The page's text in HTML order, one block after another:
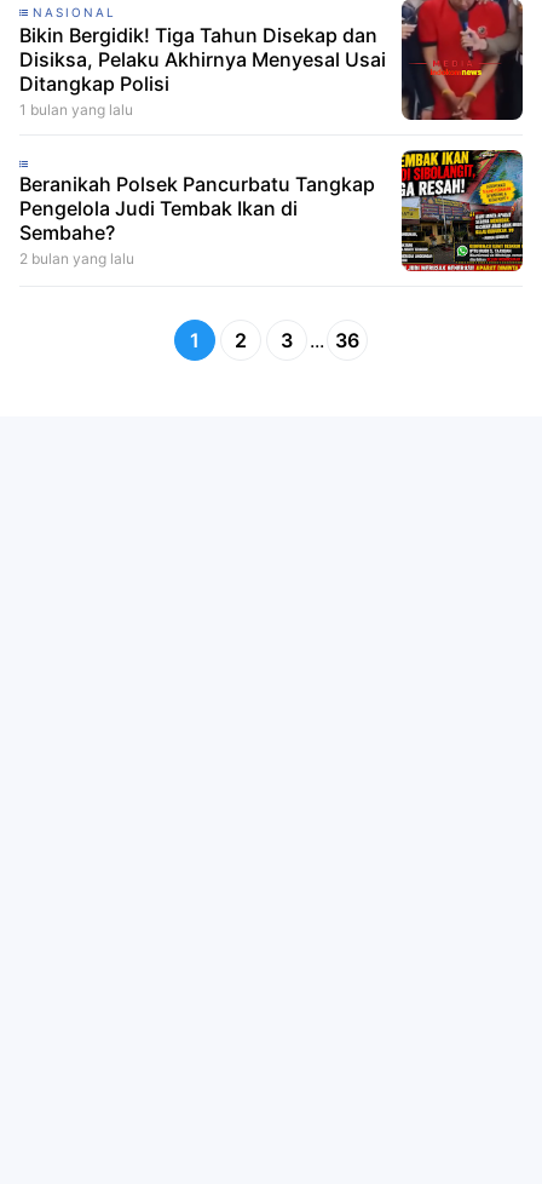
NASIONAL
Bikin Bergidik! Tiga Tahun Disekap dan
Disiksa, Pelaku Akhirnya Menyesal Usai
Ditangkap Polisi
1 bulan yang lalu
Beranikah Polsek Pancurbatu Tangkap
Pengelola Judi Tembak Ikan di
Sembahe?
2 bulan yang lalu
1 2 3 ... 36